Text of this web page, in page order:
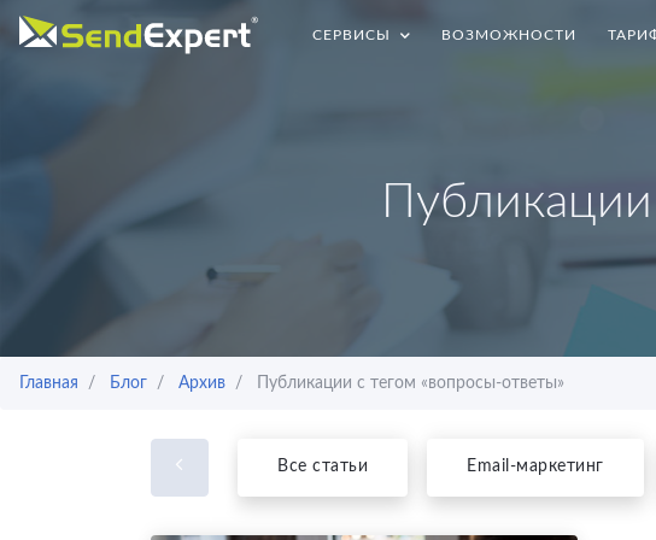
СЕРВИСЫ ВОЗМОЖНОСТИ
Главная Блог Архив Публикации с тегом «вопросы-ответы»
Все статьи Email-маркетинг